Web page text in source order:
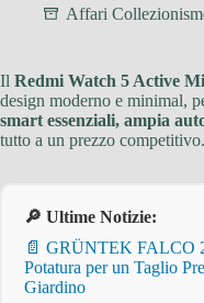
Affari
Il Redmi Watch 5 Active
design moderno e minimal,
smart essenziali, ampia
tutto a un prezzo competitivo.
🔎 Ultime Notizie:
📄 GRÜNTEK FALCO
Potatura per un Taglio
Giardino